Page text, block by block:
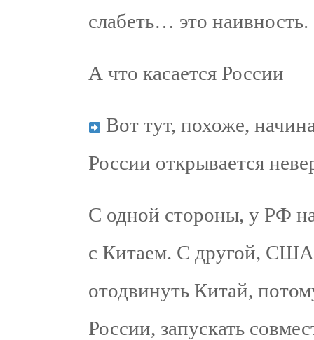
слабеть… это наивность.
А что касается России
Вот тут, похоже,
России открывается
С одной стороны, у РФ
с Китаем. С другой, США
отодвинуть Китай,
России, запускать